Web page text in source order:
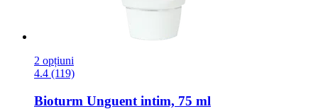
2 opțiuni
4.4 (119)
Bioturm Unguent intim, 75 ml